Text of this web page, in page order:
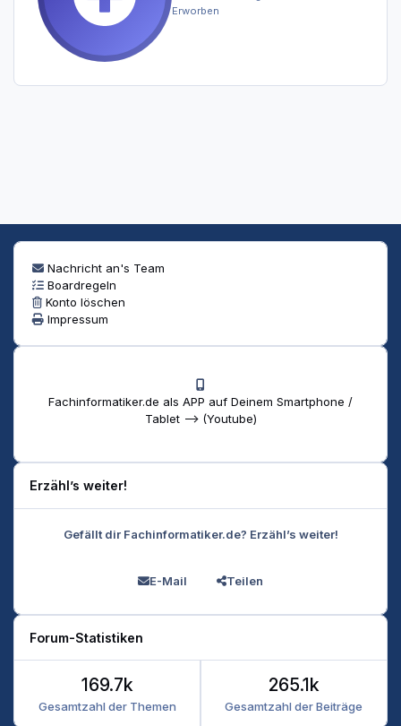
Erworben
Nachricht an's Team
Boardregeln
Konto löschen
Impressum
Fachinformatiker.de als APP auf Deinem Smartphone /
Tablet --> (Youtube)
Erzähl’s weiter!
Gefällt dir Fachinformatiker.de? Erzähl’s weiter!
E-Mail Teilen
Forum-Statistiken
Gesamtzahl der Themen
169.7k
Gesamtzahl der Beiträge
265.1k